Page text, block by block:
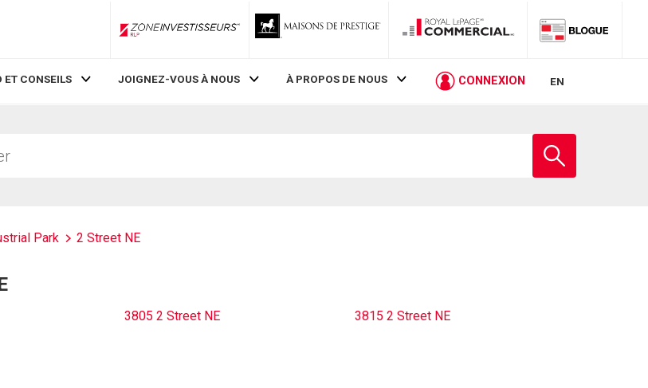
ZoneInvestisseurs RLP
ET CONSEILS JOIGNEZ-VOUS À NOUS À PROPOS DE NOUS CONNEXION EN
Park 2 Street NE
3805 2 Street NE
3815 2 Street NE